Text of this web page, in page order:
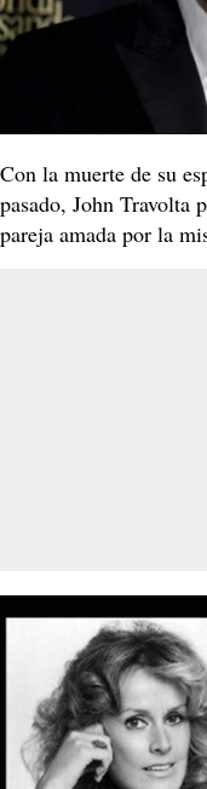
Con la muerte de su
pasado, John Travolta
pareja amada por la